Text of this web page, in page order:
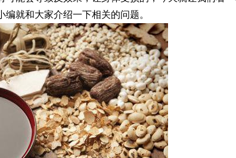
就和大家介绍一下相关的问题。